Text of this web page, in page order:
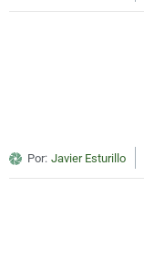
Por: Javier Esturillo